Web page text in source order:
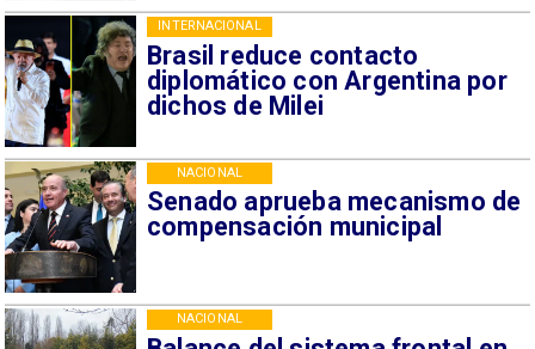
Brasil reduce contacto
diplomático con Argentina por
dichos de Milei
INTERNACIONAL
Senado aprueba mecanismo de
compensación municipal
NACIONAL
NACIONAL